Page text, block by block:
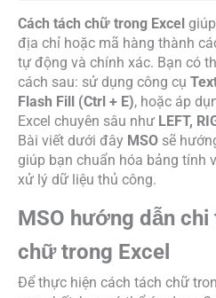
Cách tách chữ trong Excel
địa chỉ hoặc mã hàng thành
tự động và chính xác. Bạn có
cách sau: sử dụng công cụ
Flash Fill (Ctrl + E), hoặc áp
Excel chuyên sâu như LEFT,
Bài viết dưới đây MSO sẽ
giúp bạn chuẩn hóa bảng tính
xử lý dữ liệu thủ công.
MSO hướng dẫn
chữ trong Excel
Để thực hiện cách tách chữ